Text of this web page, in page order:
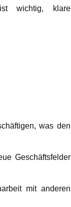
wichtig, klare
was den
Geschäftsfelder
mit anderen